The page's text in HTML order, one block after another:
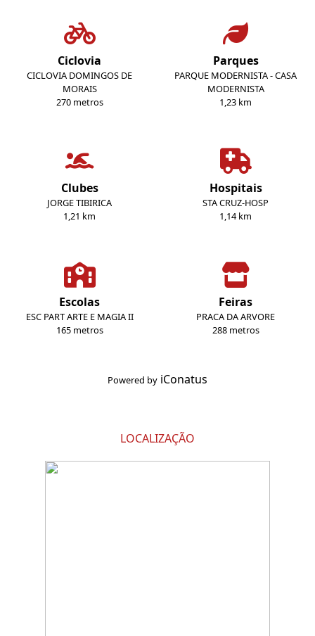
Ciclovia
CICLOVIA DOMINGOS DE
MORAIS
270 metros
Parques
PARQUE MODERNISTA - CASA
MODERNISTA
1,23 km
Clubes
JORGE TIBIRICA
1,21 km
Hospitais
STA CRUZ-HOSP
1,14 km
Escolas
ESC PART ARTE E MAGIA II
165 metros
Feiras
PRACA DA ARVORE
288 metros
Powered by iConatus
LOCALIZAÇÃO